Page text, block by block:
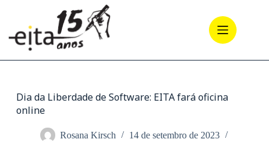
conteúdo
Dia da Liberdade de Software: EITA fará oficina
online
Rosana Kirsch
14 de setembro de 2023